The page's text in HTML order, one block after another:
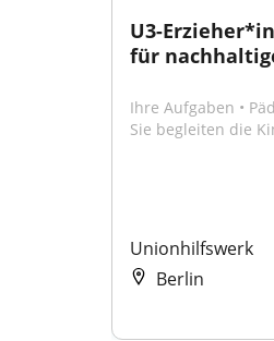
U3-
für
Ihre Aufgaben •
Sie begleiten die
Unionhilfswerk
Berlin